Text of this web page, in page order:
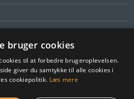
bruger cookies
til at forbedre brugeroplevelsen.
giver du samtykke til alle cookies i
cookiepolitik. Læs mere